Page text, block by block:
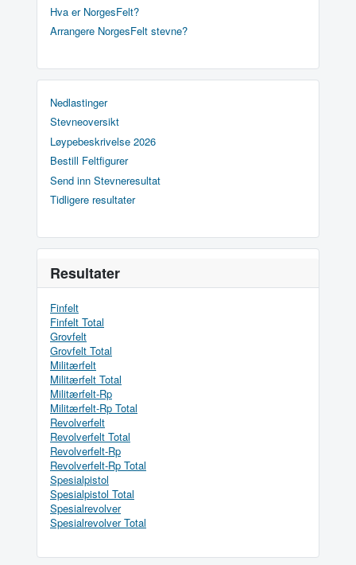
Hva er NorgesFelt?
Arrangere NorgesFelt stevne?
Nedlastinger
Stevneoversikt
Løypebeskrivelse 2026
Bestill Feltfigurer
Send inn Stevneresultat
Tidligere resultater
Resultater
Finfelt
Finfelt Total
Grovfelt
Grovfelt Total
Militærfelt
Militærfelt Total
Militærfelt-Rp
Militærfelt-Rp Total
Revolverfelt
Revolverfelt Total
Revolverfelt-Rp
Revolverfelt-Rp Total
Spesialpistol
Spesialpistol Total
Spesialrevolver
Spesialrevolver Total